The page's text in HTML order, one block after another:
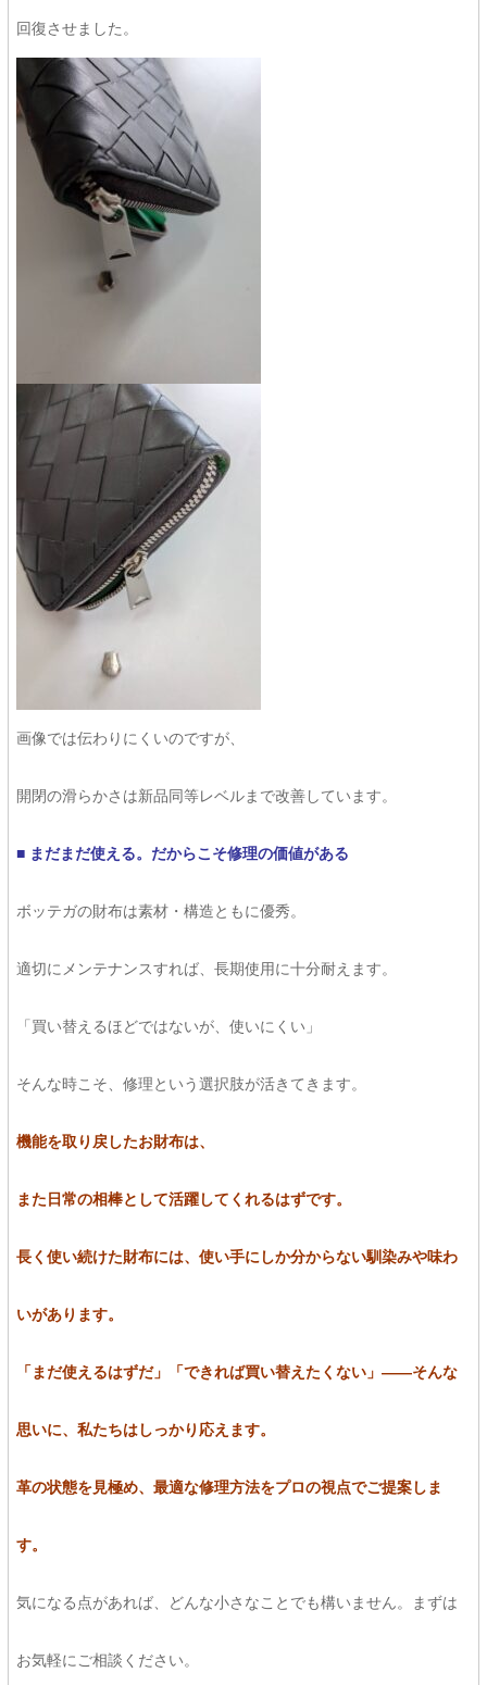
回復させました。
画像では伝わりにくいのですが、
開閉の滑らかさは新品同等レベルまで改善しています。
■ まだまだ使える。だからこそ修理の価値がある
ボッテガの財布は素材・構造ともに優秀。
適切にメンテナンスすれば、長期使用に十分耐えます。
「買い替えるほどではないが、使いにくい」
そんな時こそ、修理という選択肢が活きてきます。
機能を取り戻したお財布は、
また日常の相棒として活躍してくれるはずです。
長く使い続けた財布には、使い手にしか分からない馴染みや味わ
いがあります。
「まだ使えるはずだ」「できれば買い替えたくない」——そんな
思いに、私たちはしっかり応えます。
革の状態を見極め、最適な修理方法をプロの視点でご提案しま
す。
気になる点があれば、どんな小さなことでも構いません。まずは
お気軽にご相談ください。